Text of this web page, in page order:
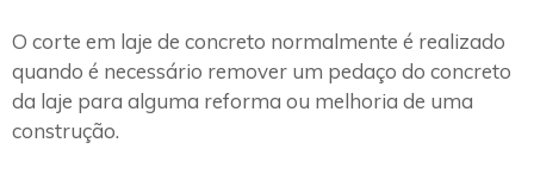
O corte em laje de concreto normalmente é realizado
quando é necessário remover um pedaço do concreto
da laje para alguma reforma ou melhoria de uma
construção.